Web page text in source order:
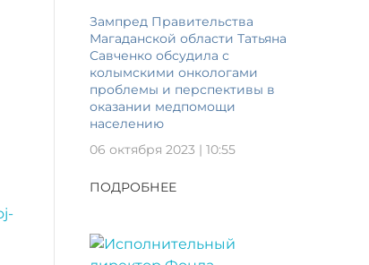
Зампред Правительства
Магаданской области Татьяна
Савченко обсудила с
колымскими онкологами
проблемы и перспективы в
оказании медпомощи
населению
06 октября 2023 | 10:55
ПОДРОБНЕЕ